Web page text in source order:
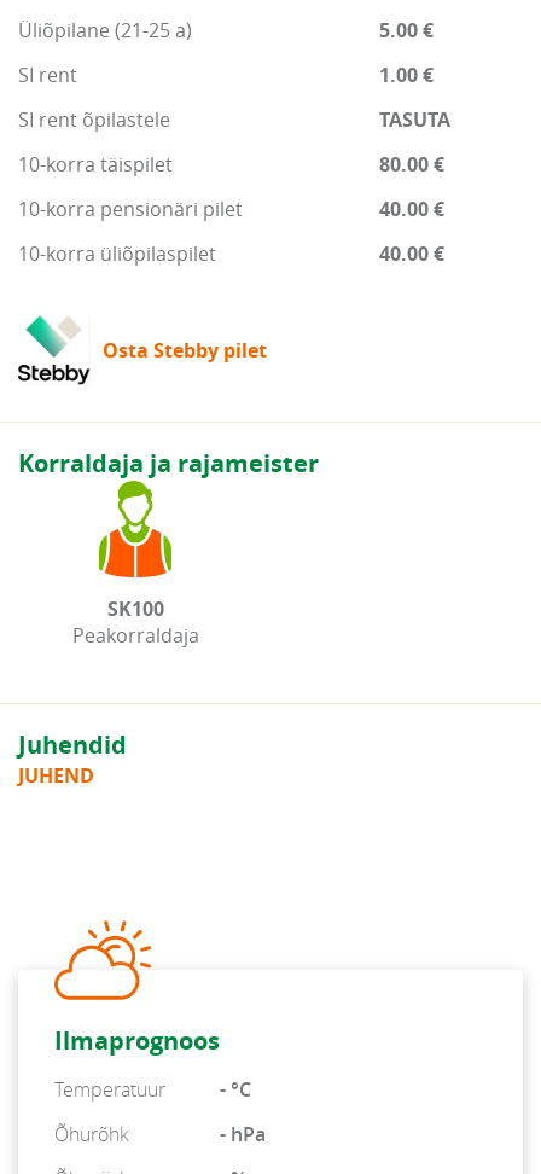
Üliõpilane (21-25 a)
5.00 €
SI rent
1.00 €
SI rent õpilastele
TASUTA
10-korra täispilet
80.00 €
10-korra pensionäri pilet
40.00 €
10-korra üliõpilaspilet
40.00 €
Osta Stebby pilet
Korraldaja ja rajameister
SK100
Peakorraldaja
Juhendid
JUHEND
Ilmaprognoos
Temperatuur
- °C
Õhurõhk
- hPa